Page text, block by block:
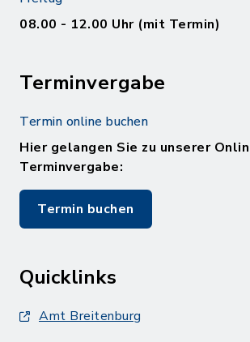
08.00 - 12.00 Uhr (mit Termin)
Terminvergabe
Termin online buchen
Hier gelangen Sie zu unserer
Terminvergabe:
Termin buchen
Quicklinks
Amt Breitenburg